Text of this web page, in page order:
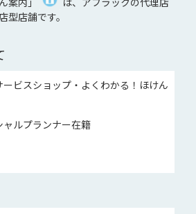
型店舗です。
ービスショップ・よくわかる！ほけん
ャルプランナー在籍